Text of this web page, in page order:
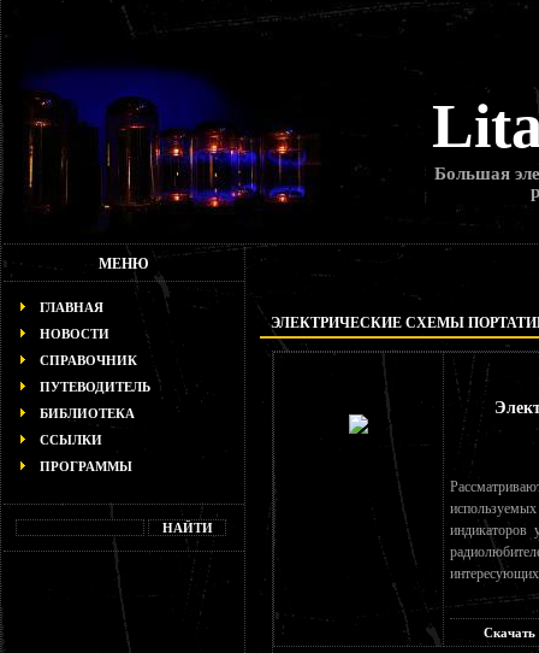
Большая
МЕНЮ
ГЛАВНАЯ
НОВОСТИ
СПРАВОЧНИК
ПУТЕВОДИТЕЛЬ
БИБЛИОТЕКА
ССЫЛКИ
ПРОГРАММЫ
ЭЛЕКТРИЧЕСКИЕ СХЕМЫ
индикаторов
Скачать